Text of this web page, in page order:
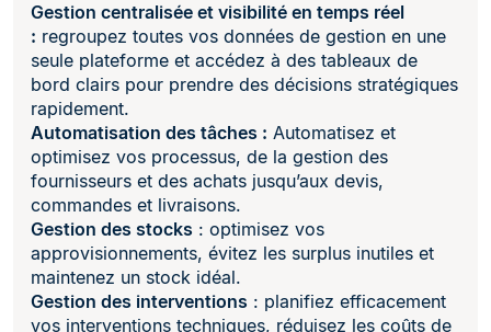
Gestion centralisée et visibilité en temps réel
: regroupez toutes vos données de gestion en une
seule plateforme et accédez à des tableaux de
bord clairs pour prendre des décisions stratégiques
rapidement.
Automatisation des tâches : Automatisez et
optimisez vos processus, de la gestion des
fournisseurs et des achats jusqu’aux devis,
commandes et livraisons.
Gestion des stocks : optimisez vos
approvisionnements, évitez les surplus inutiles et
maintenez un stock idéal.
Gestion des interventions : planifiez efficacement
vos interventions techniques, réduisez les coûts de